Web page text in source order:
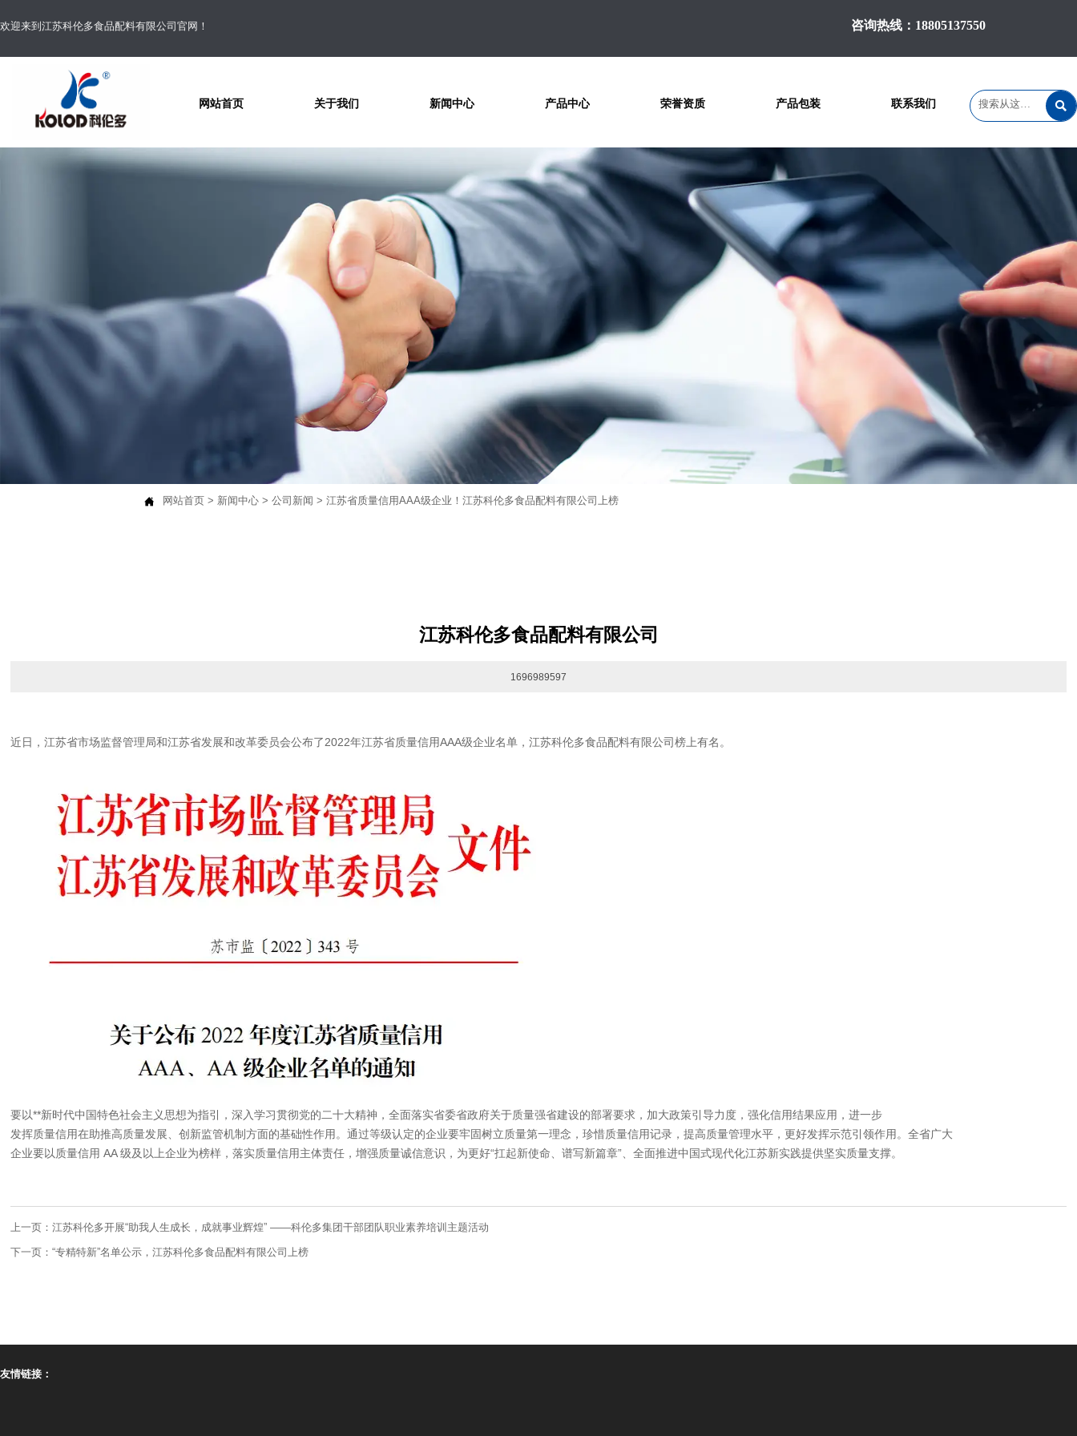
欢迎来到江苏科伦多食品配料有限公司官网！ 咨询热线：18805137550
网站首页 关于我们 新闻中心 产品中心 荣誉资质 产品包装 联系我们 
 网站首页 > 新闻中心 >公司新闻 >江苏省质量信用AAA级企业！江苏科伦多食品配料有限公司上榜
江苏科伦多食品配料有限公司
1696989597
近日，江苏省市场监督管理局和江苏省发展和改革委员会公布了2022年江苏省质量信用AAA级企业名单，江苏科伦多食品配料有限公司榜上有名。
要以**新时代中国特色社会主义思想为指引，深入学习贯彻党的二十大精神，全面落实省委省政府关于质量强省建设的部署要求，加大政策引导力度，强化信用结果应用，进一步
发挥质量信用在助推高质量发展、创新监管机制方面的基础性作用。通过等级认定的企业要牢固树立质量第一理念，珍惜质量信用记录，提高质量管理水平，更好发挥示范引领作用。全省广大
企业要以质量信用 AA 级及以上企业为榜样，落实质量信用主体责任，增强质量诚信意识，为更好“扛起新使命、谱写新篇章”、全面推进中国式现代化江苏新实践提供坚实质量支撑。
上一页：江苏科伦多开展“助我人生成长，成就事业辉煌” ——科伦多集团干部团队职业素养培训主题活动
下一页：“专精特新”名单公示，江苏科伦多食品配料有限公司上榜
友情链接：